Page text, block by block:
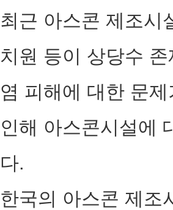
최근 아스콘 제조시
치원 등이 상당수
염 피해에 대한 문
인해 아스콘시설에
다.
한국의 아스콘 제